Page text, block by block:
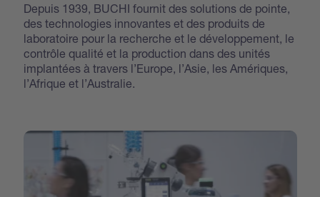
Depuis 1939, BUCHI fournit des solutions de pointe,
des technologies innovantes et des produits de
laboratoire pour la recherche et le développement, le
contrôle qualité et la production dans des unités
implantées à travers l’Europe, l’Asie, les Amériques,
l’Afrique et l’Australie.